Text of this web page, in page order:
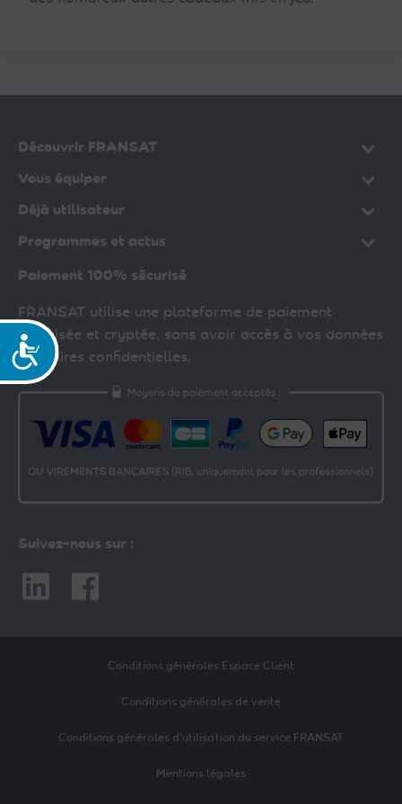
Accessibilité
Découvrir FRANSAT
Vous équiper
Déjà utilisateur
Programmes et actus
Paiement 100% sécurisé
FRANSAT utilise une plateforme de paiement
sécurisée et cryptée, sans avoir accès à vos données
bancaires confidentielles.
Suivez-nous sur :
LinkedinFacebook
Conditions générales Espace Client
Conditions générales de vente
Conditions générales d’utilisation du service FRANSAT
Mentions légales